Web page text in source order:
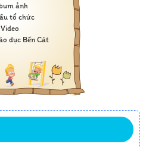
ảnh
tổ chức
Video
dục Bến Cát